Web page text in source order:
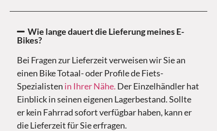
Wie lange dauert die Lieferung meines E-
Bikes?
Bei Fragen zur Lieferzeit verweisen wir Sie an
einen Bike Totaal- oder Profile de Fiets-
Spezialisten in Ihrer Nähe. Der Einzelhändler hat
Einblick in seinen eigenen Lagerbestand. Sollte
er kein Fahrrad sofort verfügbar haben, kann er
die Lieferzeit für Sie erfragen.